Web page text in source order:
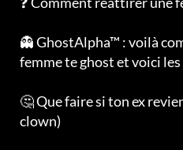
👻 GhostAlpha™ : voilà
femme te ghost et voici
🤔 Que faire si ton ex
clown)